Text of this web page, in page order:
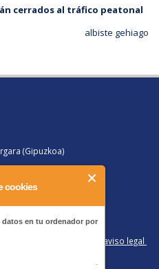
cookies
en tu ordenador por
-
cerrados al tráfico peatonal
albiste gehiago
(Gipuzkoa)
deituz gero
Política de privacidad y aviso legal